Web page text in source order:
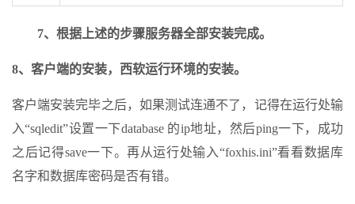
7、根据上述的步骤服务器全部安装完成。
8、客户端的安装，西软运行环境的安装。
客户端安装完毕之后，如果测试连通不了，记得在运行处输
入“sqledit”设置一下database 的ip地址，然后ping一下，成功
之后记得save一下。再从运行处输入“foxhis.ini”看看数据库
名字和数据库密码是否有错。